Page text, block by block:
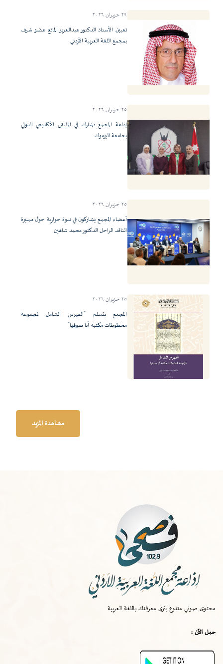
٢٩ حزيران ٢٠٢٦
تعيين الأستاذ الدكتور عبدالعزيز المانع عضو شرف
بمجمع اللغة العربية الأردني
٢٥ حزيران ٢٠٢٦
إذاعة المجمع تشارك في الملتقى الأكاديمي الدولي
بجامعة اليرموك
٢٥ حزيران ٢٠٢٦
أعضاء المجمع يشاركون في ندوة حوارية حول مسيرة
الناقد الراحل الدكتور محمد شاهين
٢٥ حزيران ٢٠٢٦
المجمع يتسلم "الفهرس الشامل لمجموعة
مخطوطات مكتبة آيا صوفيا"
مشاهدة المزيد
محتوى صوتي متنوع يثري معرفتك باللغة العربية
حمل الآن :
الخميس-١٠:٠٠ ص
صواب
قصة اختراع